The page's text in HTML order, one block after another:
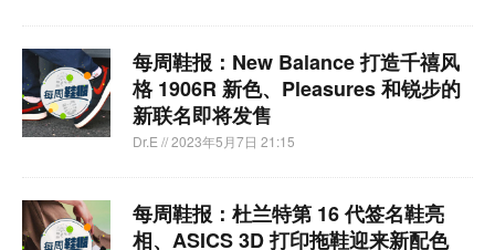
每周鞋报：New Balance 打造千禧风
格 1906R 新色、Pleasures 和锐步的
新联名即将发售
Dr.E // 2023年5月7日 21:15
每周鞋报：杜兰特第 16 代签名鞋亮
相、ASICS 3D 打印拖鞋迎来新配色